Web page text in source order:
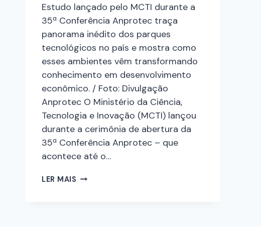
Estudo lançado pelo MCTI durante a
35ª Conferência Anprotec traça
panorama inédito dos parques
tecnológicos no país e mostra como
esses ambientes vêm transformando
conhecimento em desenvolvimento
econômico. / Foto: Divulgação
Anprotec O Ministério da Ciência,
Tecnologia e Inovação (MCTI) lançou
durante a cerimônia de abertura da
35ª Conferência Anprotec – que
acontece até o…
LER MAIS